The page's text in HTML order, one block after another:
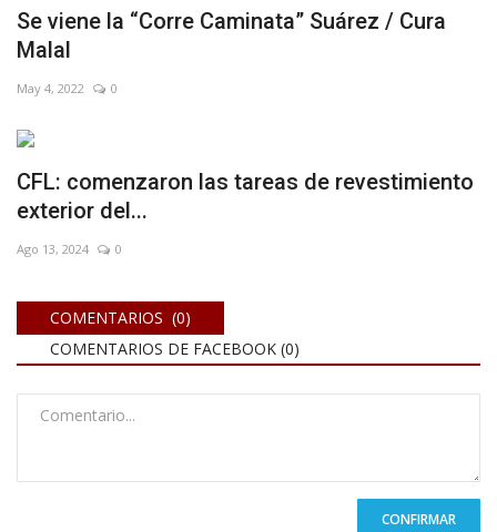
Se viene la “Corre Caminata” Suárez / Cura
Malal
May 4, 2022 0
CFL: comenzaron las tareas de revestimiento
exterior del...
Ago 13, 2024 0
COMENTARIOS (0)
COMENTARIOS DE FACEBOOK (0)
CONFIRMAR